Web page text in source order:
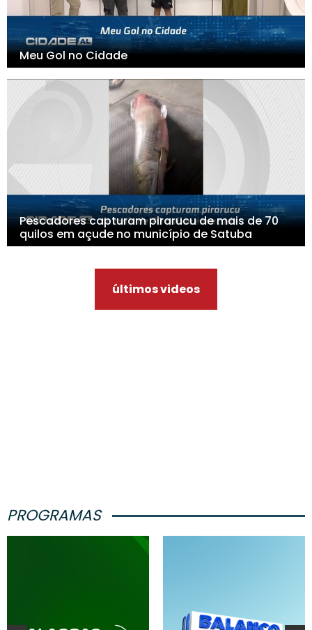
Meu Gol no Cidade
Pescadores capturam pirarucu de mais de 70
quilos em açude no município de Satuba
últimos videos
PROGRAMAS